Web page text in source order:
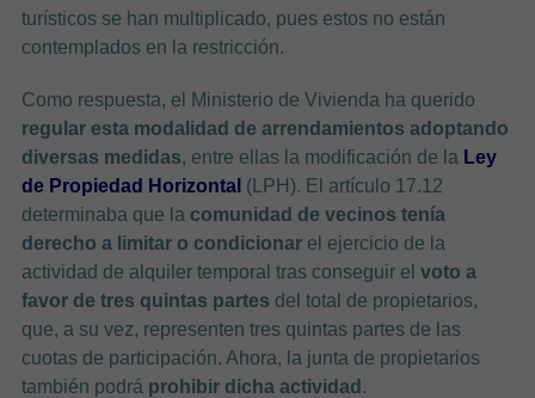
turísticos se han multiplicado, pues estos no están
contemplados en la restricción.
Como respuesta, el Ministerio de Vivienda ha querido
regular esta modalidad de arrendamientos adoptando
diversas medidas, entre ellas la modificación de la Ley
de Propiedad Horizontal (LPH). El artículo 17.12
determinaba que la comunidad de vecinos tenía
derecho a limitar o condicionarel ejercicio de la
actividad de alquiler temporal tras conseguir el voto a
favor de tres quintas partes del total de propietarios,
que, a su vez, representen tres quintas partes de las
cuotas de participación. Ahora, la junta de propietarios
también podrá prohibir dicha actividad .